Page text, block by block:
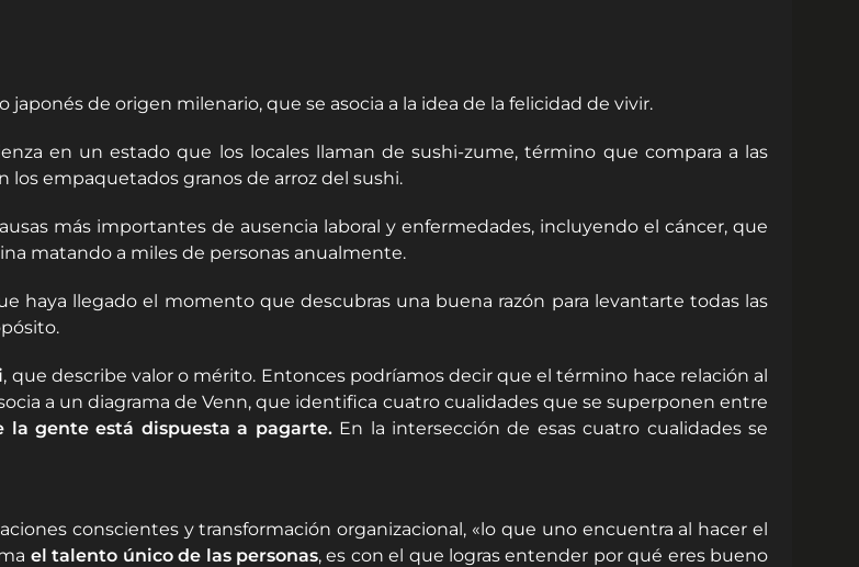
de origen milenario, que se asocia a la idea de la felicidad de vivir.
en un estado que los locales llaman de sushi-zume, término que compara a las
empaquetados granos de arroz del sushi.
más importantes de ausencia laboral y enfermedades, incluyendo el cáncer, que
matando a miles de personas anualmente.
haya llegado el momento que descubras una buena razón para levantarte todas las
, que describe valor o mérito. Entonces podríamos decir que el término hace relación al
a un diagrama de Venn, que identifica cuatro cualidades que se superponen entre
gente está dispuesta a pagarte.En la intersección de esas cuatro cualidades se
conscientes y transformación organizacional, «lo que uno encuentra al hacer el
el talento único de las personas, es con el que logras entender por qué eres bueno